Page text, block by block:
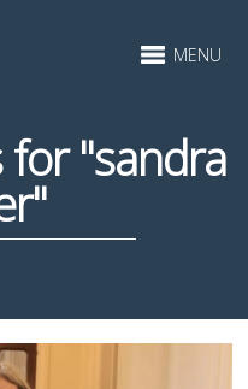
MENU
for "sandra